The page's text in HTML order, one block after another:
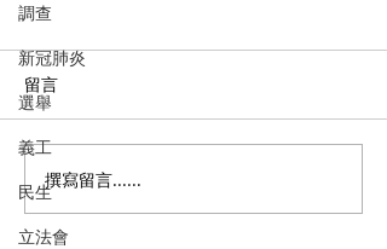
調查
新冠肺炎
選舉
義工
民生
立法會
民建聯呼籲選民登記並積
極履行選民權力
留言
撰寫留言......